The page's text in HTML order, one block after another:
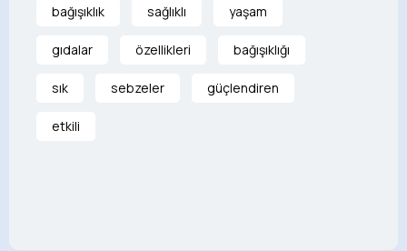
bağışıklık sağlıklı yaşam
gıdalar özellikleri bağışıklığı
sık sebzeler güçlendiren
etkili